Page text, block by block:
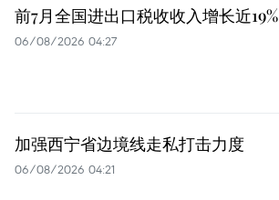
前7月全国进出口税收收入增长近19%
06/08/2026 04:27
加强西宁省边境线走私打击力度
06/08/2026 04:21